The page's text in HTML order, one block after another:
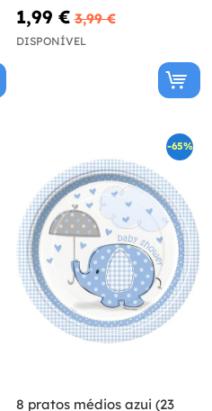
1,99 € 3,99 €
DISPONÍVEL
-65%
8 pratos médios azui (23